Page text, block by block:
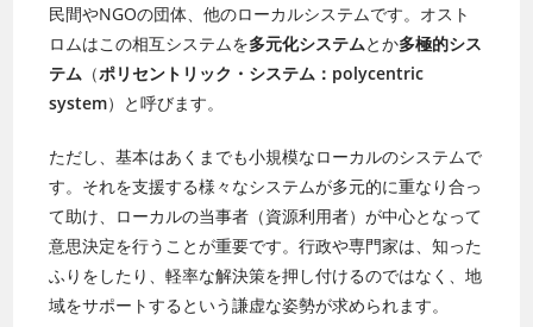
民間やNGOの団体、他のローカルシステムです。オスト
ロムはこの相互システムを多元化システムとか多極的シス
テム （ポリセントリック・システム：polycentric
system）と呼びます。
ただし、基本はあくまでも小規模なローカルのシステムで
す。それを支援する様々なシステムが多元的に重なり合っ
て助け、ローカルの当事者（資源利用者）が中心となって
意思決定を行うことが重要です。行政や専門家は、知った
ふりをしたり、軽率な解決策を押し付けるのではなく、地
域をサポートするという謙虚な姿勢が求められます。